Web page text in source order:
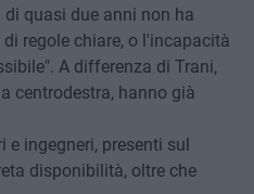
quasi due anni non ha
regole chiare, o l'incapacità
A differenza di Trani,
centrodestra, hanno già
ingegneri, presenti sul
disponibilità, oltre che